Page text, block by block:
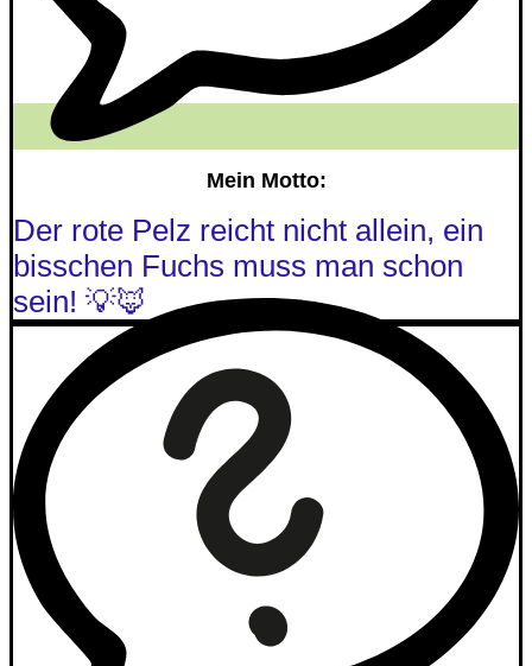
Mein Motto:
Der rote Pelz reicht nicht allein, ein
bisschen Fuchs muss man schon
sein! 💡🦊